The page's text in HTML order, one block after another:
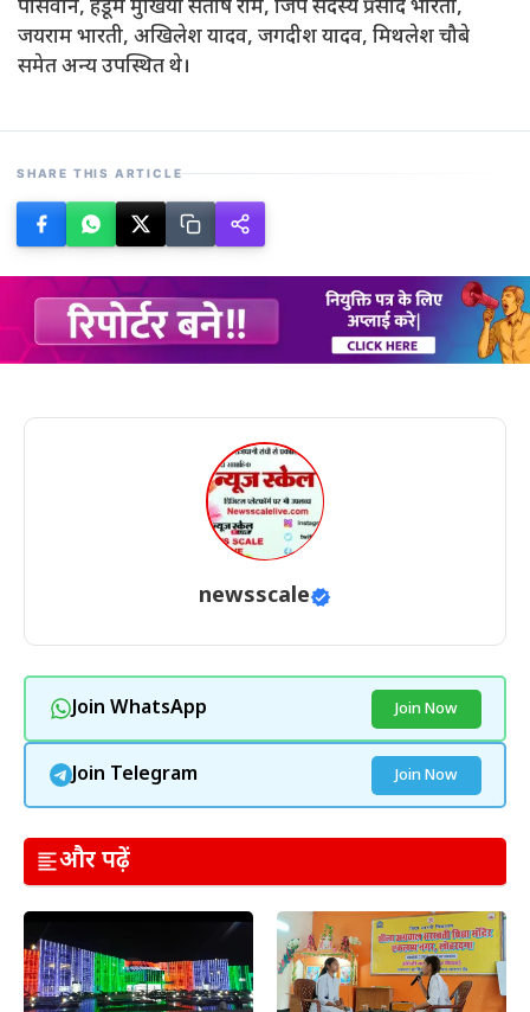
पासवान, हेडूम मुखिया संतोष राम, जिप सदस्य प्रसाद भारती,
जयराम भारती, अखिलेश यादव, जगदीश यादव, मिथलेश चौबे
समेत अन्य उपस्थित थे।
SHARE THIS ARTICLE
newsscale
Join WhatsApp Join Now
Join Telegram Join Now
और पढ़ें